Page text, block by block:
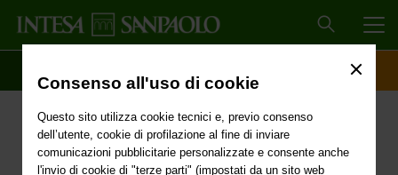
Consenso all'uso di cookie
Questo sito utilizza cookie tecnici e, previo consenso
dell’utente, cookie di profilazione al fine di inviare
comunicazioni pubblicitarie personalizzate e consente anche
l'invio di cookie di "terze parti" (impostati da un sito web
Delibera del Consiglio dei
Ministri del 7 agosto 2024